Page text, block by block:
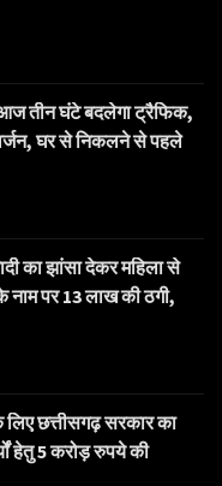
तीन घंटे बदलेगा ट्रैफिक,
घर से निकलने से पहले
का झांसा देकर महिला से
नाम पर 13 लाख की ठगी,
छत्तीसगढ़ सरकार का
हेतु 5 करोड़ रुपये की